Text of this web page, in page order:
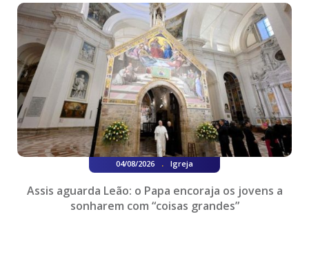
04/08/2026 . Igreja
Assis aguarda Leão: o Papa encoraja os jovens a
sonharem com “coisas grandes”